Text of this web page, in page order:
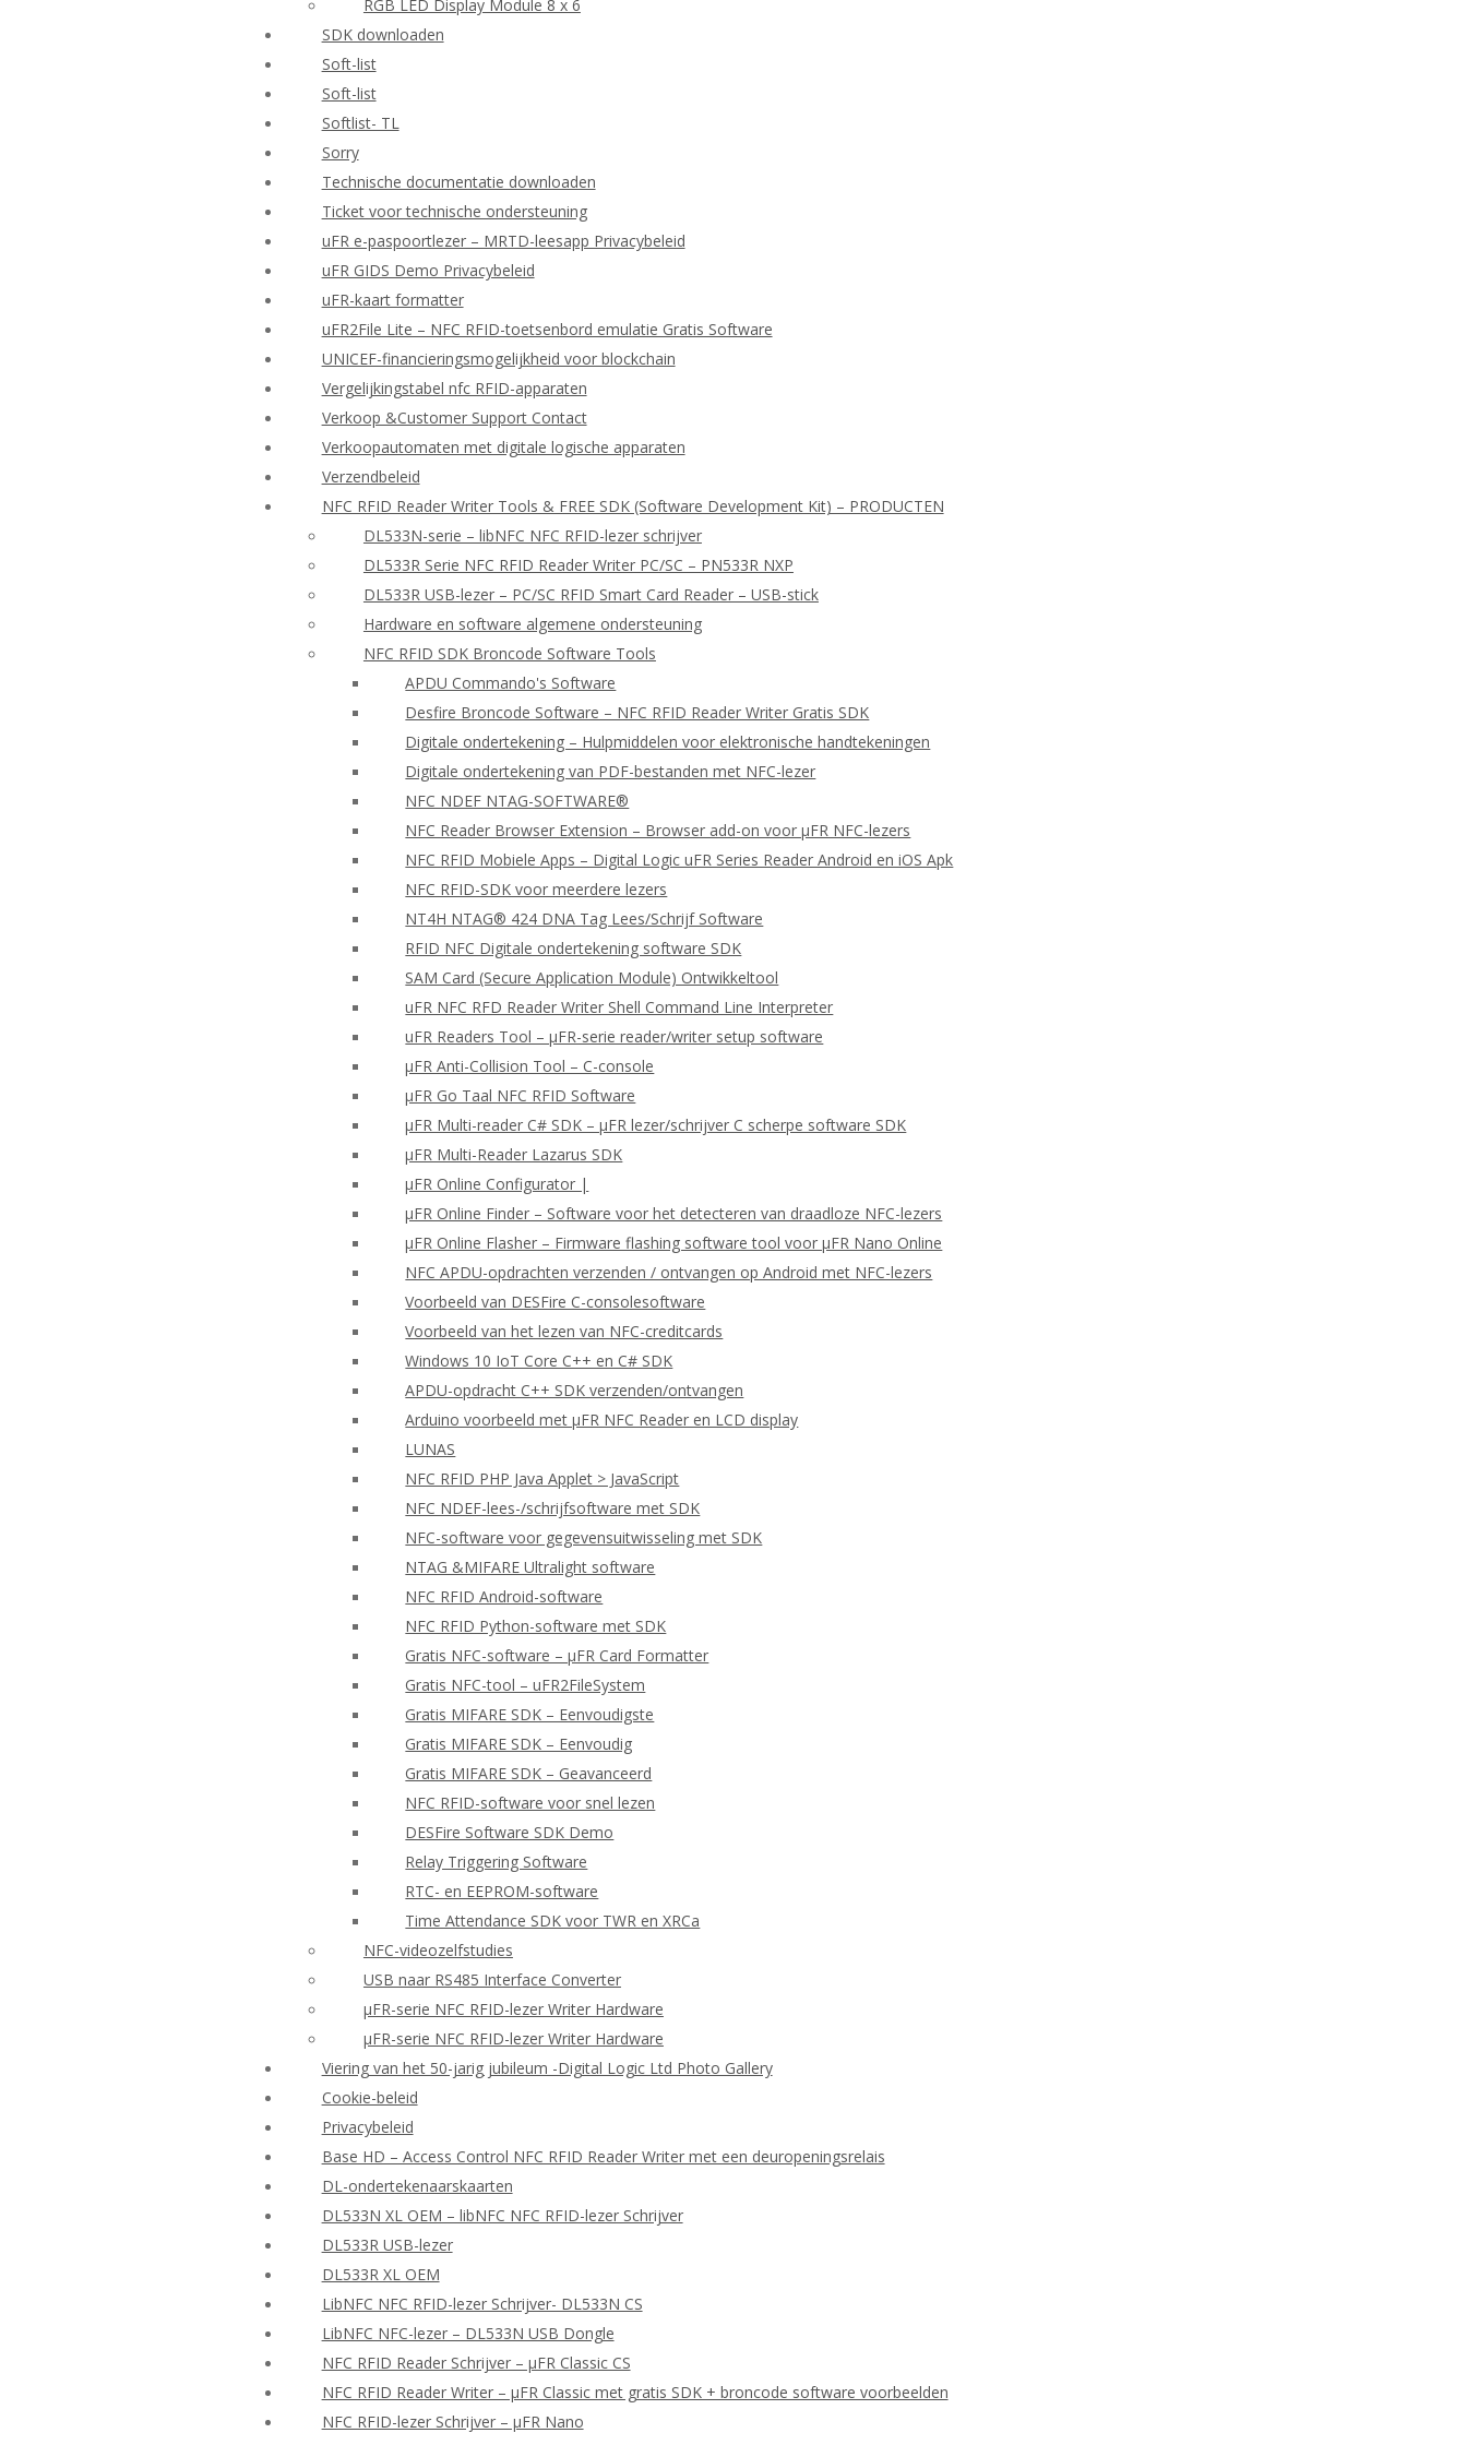
RGB LED Display Module 8 x 6
SDK downloaden
Soft-list
Soft-list
Softlist- TL
Sorry
Technische documentatie downloaden
Ticket voor technische ondersteuning
uFR e-paspoortlezer – MRTD-leesapp Privacybeleid
uFR GIDS Demo Privacybeleid
uFR-kaart formatter
uFR2File Lite – NFC RFID-toetsenbord emulatie Gratis Software
UNICEF-financieringsmogelijkheid voor blockchain
Vergelijkingstabel nfc RFID-apparaten
Verkoop &Customer Support Contact
Verkoopautomaten met digitale logische apparaten
Verzendbeleid
NFC RFID Reader Writer Tools & FREE SDK (Software Development Kit) – PRODUCTEN
DL533N-serie – libNFC NFC RFID-lezer schrijver
DL533R Serie NFC RFID Reader Writer PC/SC – PN533R NXP
DL533R USB-lezer – PC/SC RFID Smart Card Reader – USB-stick
Hardware en software algemene ondersteuning
NFC RFID SDK Broncode Software Tools
APDU Commando's Software
Desfire Broncode Software – NFC RFID Reader Writer Gratis SDK
Digitale ondertekening – Hulpmiddelen voor elektronische handtekeningen
Digitale ondertekening van PDF-bestanden met NFC-lezer
NFC NDEF NTAG-SOFTWARE®
NFC Reader Browser Extension – Browser add-on voor μFR NFC-lezers
NFC RFID Mobiele Apps – Digital Logic uFR Series Reader Android en iOS Apk
NFC RFID-SDK voor meerdere lezers
NT4H NTAG® 424 DNA Tag Lees/Schrijf Software
RFID NFC Digitale ondertekening software SDK
SAM Card (Secure Application Module) Ontwikkeltool
uFR NFC RFD Reader Writer Shell Command Line Interpreter
uFR Readers Tool – μFR-serie reader/writer setup software
μFR Anti-Collision Tool – C-console
μFR Go Taal NFC RFID Software
μFR Multi-reader C# SDK – μFR lezer/schrijver C scherpe software SDK
μFR Multi-Reader Lazarus SDK
μFR Online Configurator |
μFR Online Finder – Software voor het detecteren van draadloze NFC-lezers
μFR Online Flasher – Firmware flashing software tool voor μFR Nano Online
NFC APDU-opdrachten verzenden / ontvangen op Android met NFC-lezers
Voorbeeld van DESFire C-consolesoftware
Voorbeeld van het lezen van NFC-creditcards
Windows 10 IoT Core C++ en C# SDK
APDU-opdracht C++ SDK verzenden/ontvangen
Arduino voorbeeld met μFR NFC Reader en LCD display
LUNAS
NFC RFID PHP Java Applet > JavaScript
NFC NDEF-lees-/schrijfsoftware met SDK
NFC-software voor gegevensuitwisseling met SDK
NTAG &MIFARE Ultralight software
NFC RFID Android-software
NFC RFID Python-software met SDK
Gratis NFC-software – μFR Card Formatter
Gratis NFC-tool – uFR2FileSystem
Gratis MIFARE SDK – Eenvoudigste
Gratis MIFARE SDK – Eenvoudig
Gratis MIFARE SDK – Geavanceerd
NFC RFID-software voor snel lezen
DESFire Software SDK Demo
Relay Triggering Software
RTC- en EEPROM-software
Time Attendance SDK voor TWR en XRCa
NFC-videozelfstudies
USB naar RS485 Interface Converter
μFR-serie NFC RFID-lezer Writer Hardware
μFR-serie NFC RFID-lezer Writer Hardware
Viering van het 50-jarig jubileum -Digital Logic Ltd Photo Gallery
Cookie-beleid
Privacybeleid
Base HD – Access Control NFC RFID Reader Writer met een deuropeningsrelais
DL-ondertekenaarskaarten
DL533N XL OEM – libNFC NFC RFID-lezer Schrijver
DL533R USB-lezer
DL533R XL OEM
LibNFC NFC RFID-lezer Schrijver- DL533N CS
LibNFC NFC-lezer – DL533N USB Dongle
NFC RFID Reader Schrijver – μFR Classic CS
NFC RFID Reader Writer – μFR Classic met gratis SDK + broncode software voorbeelden
NFC RFID-lezer Schrijver – μFR Nano